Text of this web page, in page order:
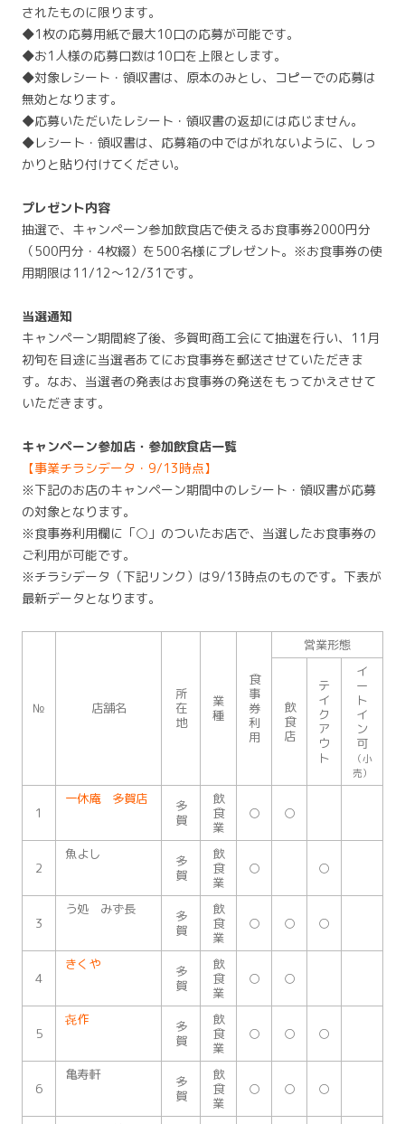
されたものに限ります。
◆1枚の応募用紙で最大10口の応募が可能です。
◆お1人様の応募口数は10口を上限とします。
◆対象レシート・領収書は、原本のみとし、コピーでの応募は
無効となります。
◆応募いただいたレシート・領収書の返却には応じません。
◆レシート・領収書は、応募箱の中ではがれないように、しっ
かりと貼り付けてください。
プレゼント内容
抽選で、キャンペーン参加飲食店で使えるお食事券2000円分
（500円分・4枚綴）を500名様にプレゼント。※お食事券の使
用期限は11/12～12/31です。
当選通知
キャンペーン期間終了後、多賀町商工会にて抽選を行い、11月
初旬を目途に当選者あてにお食事券を郵送させていただきま
す。なお、当選者の発表はお食事券の発送をもってかえさせて
いただきます。
キャンペーン参加店・参加飲食店一覧
【事業チラシデータ・9/13時点】
※下記のお店のキャンペーン期間中のレシート・領収書が応募
の対象となります。
※食事券利用欄に「○」のついたお店で、当選したお食事券の
ご利用が可能です。
※チラシデータ（下記リンク）は9/13時点のものです。下表が
最新データとなります。
№ 店舗名
所
在
地
業
種
食
事
券
利
用
営業形態
飲
食
店
テ
イ
ク
ア
ウ
ト
イ
ー
ト
イ
ン
可
（小
売）
1
一休庵 多賀店
多
賀
飲
食
業
○ ○
2
魚よし
多
賀
飲
食
業
○ ○
3
う処 みず長
多
賀
飲
食
業
○ ○ ○
4
きくや
多
賀
飲
食
業
○ ○
5
㐂作
多
賀
飲
食
業
○ ○ ○
6
亀寿軒
多
賀
飲
食
業
○ ○ ○